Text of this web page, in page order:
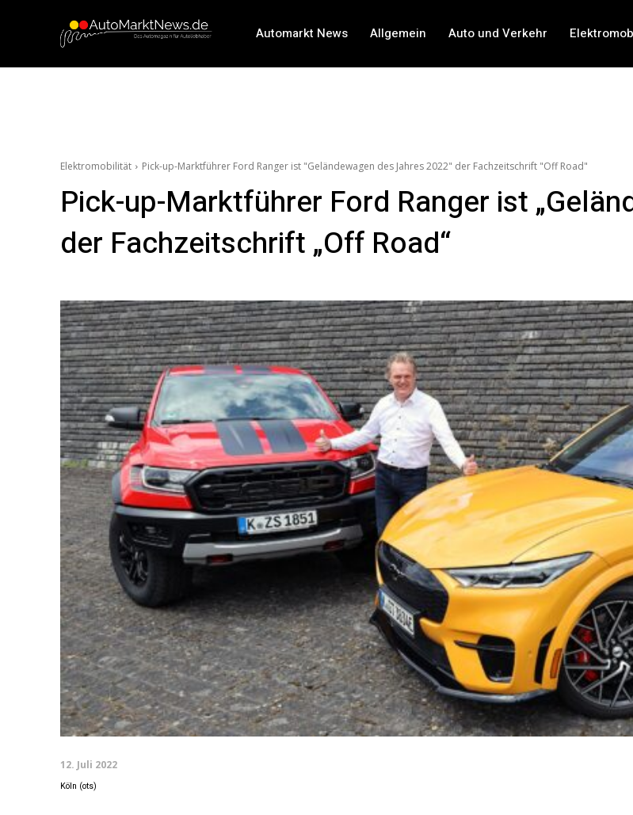
Automarkt News Allgemein Auto und Verkehr
Elektromobilität Pick-up-Marktführer Ford Ranger ist "Geländewagen des Jahres 2022" der Fachzeitschrift "Off Road"
Pick-up-Marktführer Ford Ranger ist
der Fachzeitschrift „Off Road“
12. Juli 2022
Köln (ots)